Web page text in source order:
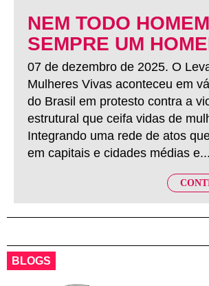
NEM TODO
SEMPRE UM
07 de dezembro de 2025. O
Mulheres Vivas aconteceu em
do Brasil em protesto contra a
estrutural que ceifa vidas de
Integrando uma rede de atos
em capitais e cidades médias e...
BLOGS